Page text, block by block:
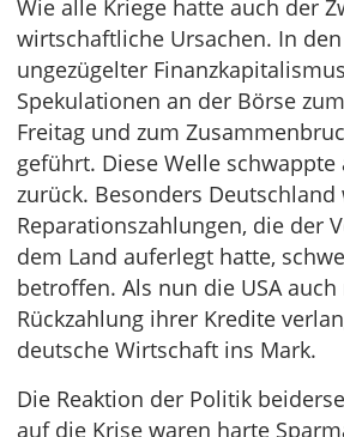
Wie alle Kriege hatte auch der
wirtschaftliche Ursachen. In
ungezügelter
Spekulationen an der Börse
Freitag und zum
geführt. Diese Welle schwappte
zurück. Besonders
Reparationszahlungen, die der
dem Land auferlegt hatte,
betroffen. Als nun die USA
Rückzahlung ihrer Kredite
deutsche Wirtschaft ins Mark.
Die Reaktion der Politik
auf die Krise waren harte